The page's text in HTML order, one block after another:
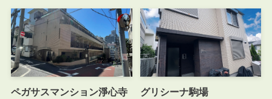
ペガサスマンション淨心寺 グリシーナ駒場